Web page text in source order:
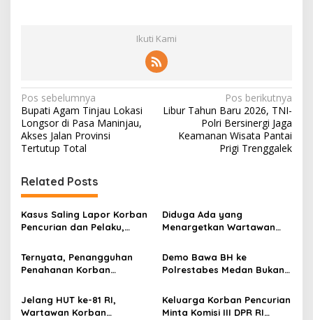
Ikuti Kami
N
a
v
i
g
a
s
i
p
o
s
Pos sebelumnya
Bupati Agam Tinjau Lokasi
Longsor di Pasa Maninjau,
Akses Jalan Provinsi
Tertutup Total
Pos berikutnya
Libur Tahun Baru 2026, TNI-
Polri Bersinergi Jaga
Keamanan Wisata Pantai
Prigi Trenggalek
Related Posts
Kasus Saling Lapor Korban
Pencurian dan Pelaku,
Nasution Minta
Kapolrestabes Medan
larut
Diduga Ada yang
Menargetkan Wartawan
Tersangka dan Dpo Karena
Membantu Polisi
Ternyata, Penangguhan
Penahanan Korban
di Polrestabes Medan
Setelah Membantu Polisi
Demo Bawa BH ke
Polrestabes Medan Bukan
Pun, Melainkan Simbol Kritik
dan Rasa Kecewa
Jelang HUT ke-81 RI,
Wartawan Korban
Keluarga Korban Pencurian
Minta Komisi III DPR RI